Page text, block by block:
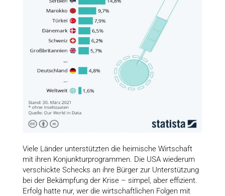
Viele Länder unterstützten die heimische Wirtschaft
mit ihren Konjunkturprogrammen. Die USA wiederum
verschickte Schecks an ihre Bürger zur Unterstützung
bei der Bekämpfung der Krise – simpel, aber effizient.
Erfolg hatte nur, wer die wirtschaftlichen Folgen mit